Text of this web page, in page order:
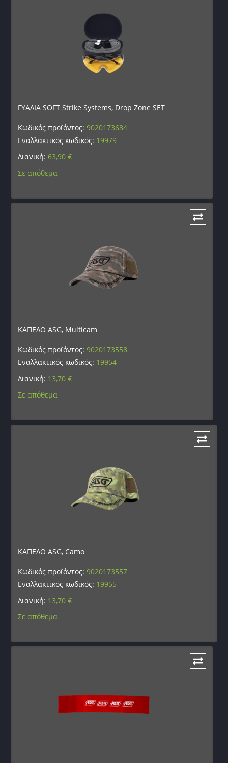
ΓΥΑΛΙΑ SOFT Strike Systems, Drop Zone SET
Κωδικός προϊόντος:9020173684
Εναλλακτικός κωδικός: 19979
Λιανική: 63,90€
Σε απόθεμα
ΚΑΠΕΛΟ ASG, Multicam
Κωδικός προϊόντος:9020173558
Εναλλακτικός κωδικός: 19954
Λιανική: 13,70€
Σε απόθεμα
ΚΑΠΕΛΟ ASG, Camo
Κωδικός προϊόντος:9020173557
Εναλλακτικός κωδικός: 19955
Λιανική: 13,70€
Σε απόθεμα